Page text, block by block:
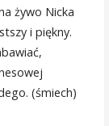
żywo Nicka
i piękny.
(śmiech)